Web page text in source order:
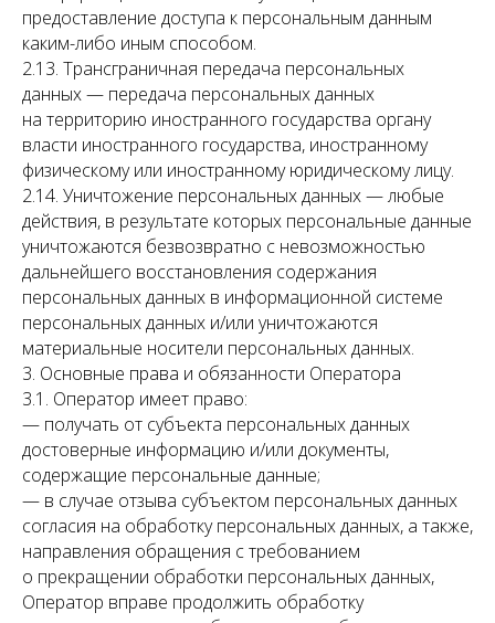
предоставление доступа к персональным данным
каким-либо иным способом.
2.13. Трансграничная передача персональных
данных — передача персональных данных
на территорию иностранного государства органу
власти иностранного государства, иностранному
физическому или иностранному юридическому лицу.
2.14. Уничтожение персональных данных — любые
действия, в результате которых персональные данные
уничтожаются безвозвратно с невозможностью
дальнейшего восстановления содержания
персональных данных в информационной системе
персональных данных и/или уничтожаются
материальные носители персональных данных.
3. Основные права и обязанности Оператора
3.1. Оператор имеет право:
— получать от субъекта персональных данных
достоверные информацию и/или документы,
содержащие персональные данные;
— в случае отзыва субъектом персональных данных
согласия на обработку персональных данных, а также,
направления обращения с требованием
о прекращении обработки персональных данных,
Оператор вправе продолжить обработку